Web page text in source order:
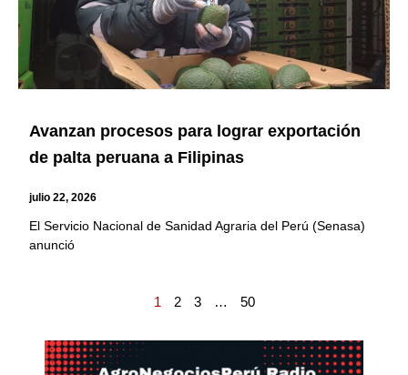
Avanzan procesos para lograr exportación
de palta peruana a Filipinas
julio 22, 2026
El Servicio Nacional de Sanidad Agraria del Perú (Senasa)
anunció
1 2 3 … 50